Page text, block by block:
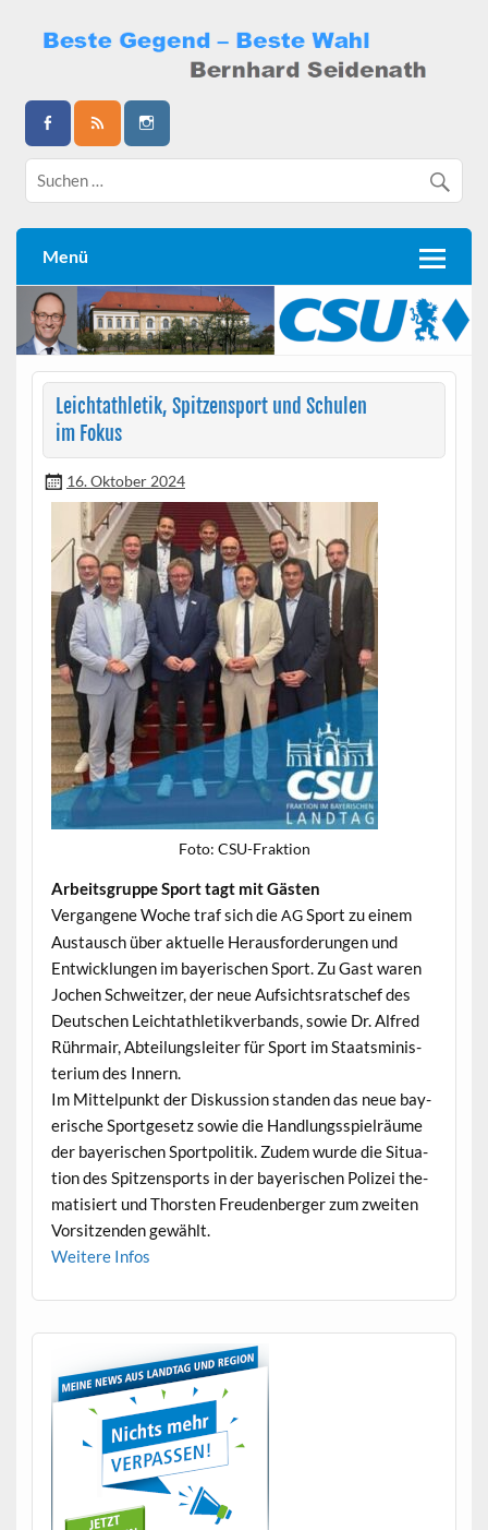
content
Bernhard Seidenath
Menü
Leichtathletik, Spitzensport und Schulen
im Fokus
16. Oktober 2024
Foto: CSU-Frak­tion
Arbeits­gruppe Sport tagt mit Gästen
Ver­gan­gene Woche traf sich dieAGSport zu einem
Aus­tausch über aktuelle Her­aus­forderun­gen und
Entwick­lun­gen im bay­erischen Sport. Zu Gast waren
Jochen Schweitzer, der neue Auf­sicht­sratschef des
Deutschen Leich­tath­letikver­bands, sowie Dr. Alfred
Rührmair, Abteilungsleit­er für Sport im Staatsmin­is­
teri­um des Innern.
Im Mit­telpunkt der Diskus­sion standen das neue bay­
erische Sport­ge­setz sowie die Hand­lungsspiel­räume
der bay­erischen Sport­poli­tik. Zudem wurde die Sit­u­a­
tion des Spitzen­sports in der bay­erischen Polizei the­
ma­tisiert und Thorsten Freuden­berg­er zum zweit­en
Vor­sitzen­den gewählt.
Weit­ere Infos